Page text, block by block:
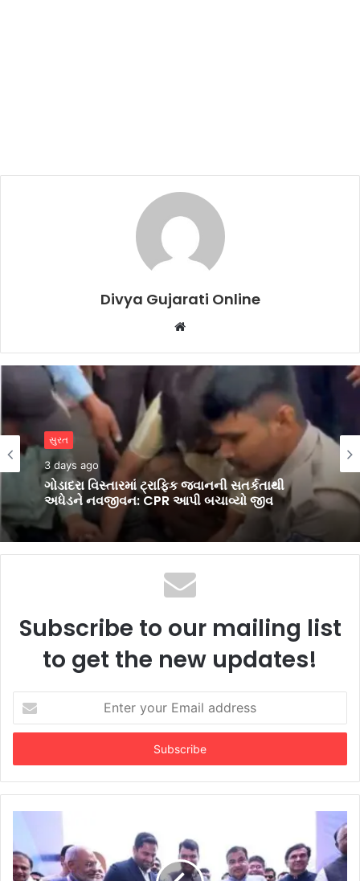
Divya Gujarati Online
Website
સુરત
3 days ago
ગોડાદરા વિસ્તારમાં ટ્રાફિક જવાનની સતર્કતાથી
અધેડને નવજીવન: CPR આપી બચાવ્યો જીવ
સુરત
3 days ago
શ્રી માધવ ગૌશાળાના ભવ્ય રક્તદાન શિબિરમાં 1,230
બ્લડ યુનિટનું ઐતિહાસિક સંગ્રહ
Subscribe to our mailing list
to get the new updates!
your
Email